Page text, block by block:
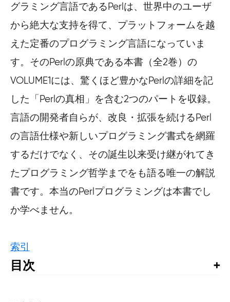
グラミング言語であるPerlは、世界中のユーザ
から絶大な支持を得て、プラットフォームを越
えた定番のプログラミング言語になっていま
す。そのPerlの原典である本書（全2巻）の
VOLUME1には、驚くほど豊かなPerlの詳細を記
した「Perlの真相」を含む2つのパートを収録。
言語の開発者自らが、改良・拡張を続けるPerl
の言語仕様や新しいプログラミング書式を網羅
するだけでなく、その誕生以来受け継がれてき
たプログラミング哲学までをも語る唯一の解説
書です。本当のPerlプログラミングは本書でし
か学べません。
索引
目次